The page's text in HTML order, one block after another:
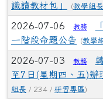
識讀教材包」
(教學組長
2026-07-06 教務
一階段命題公告
(教學
2026-07-03 教務
至7日(星期四、五)辦
組長 / 234 / 研習專區)